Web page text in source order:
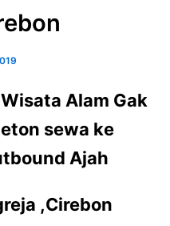
Alam Gak
sewa ke
Ajah
,Cirebon